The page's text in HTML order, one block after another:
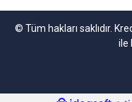
© Tüm hakları saklıdır.
ile